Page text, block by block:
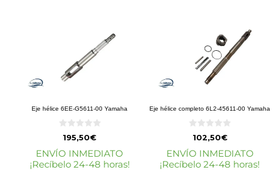
Eje hélice 6EE-G5611-00 Yamaha
e
5
195,50€
ENVÍO INMEDIATO
¡Recíbelo 24-48 horas!
Eje hélice completo 6L2-45611-00 Yamaha
0
e
5
102,50€
ENVÍO INMEDIATO
¡Recíbelo 24-48 horas!